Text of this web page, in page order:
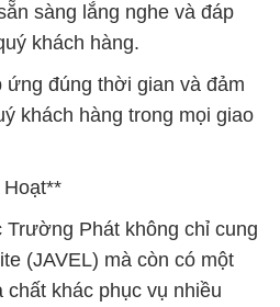
sàng lắng nghe và đáp
khách hàng.
ứng đúng thời gian và đảm
khách hàng trong mọi giao
Phát không chỉ cung
(JAVEL) mà còn có một
chất khác phục vụ nhiều